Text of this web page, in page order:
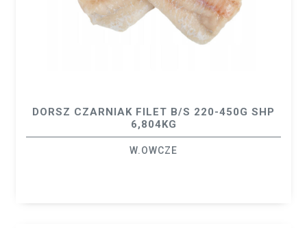
DORSZ CZARNIAK FILET B/S 220-450G SHP
6,804KG
W.OWCZE